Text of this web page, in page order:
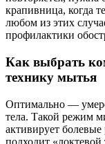
крапивница, когда
любом из этих
профилактики
Как выбрать
технику мытья
Оптимально —
тела. Такой режим
активирует
подходит «локтевой